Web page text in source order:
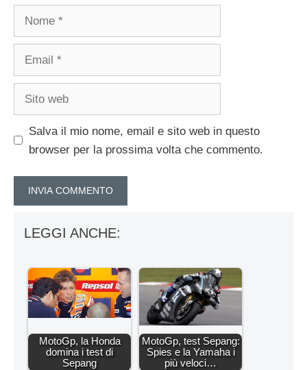
Salva il mio nome, email e sito web in questo
browser per la prossima volta che commento.
LEGGI ANCHE:
MotoGp, la Honda
domina i test di
Sepang
MotoGp, test Sepang:
Spies e la Yamaha i
più veloci…